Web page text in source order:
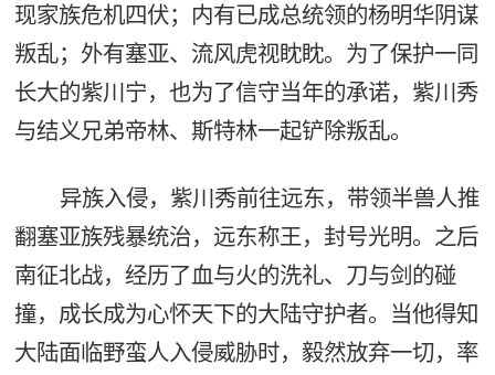
现家族危机四伏；内有已成总统领的杨明华阴谋
叛乱；外有塞亚、流风虎视眈眈。为了保护一同
长大的紫川宁，也为了信守当年的承诺，紫川秀
与结义兄弟帝林、斯特林一起铲除叛乱。
异族入侵，紫川秀前往远东，带领半兽人推
翻塞亚族残暴统治，远东称王，封号光明。之后
南征北战，经历了血与火的洗礼、刀与剑的碰
撞，成长成为心怀天下的大陆守护者。当他得知
大陆面临野蛮人入侵威胁时，毅然放弃一切，率